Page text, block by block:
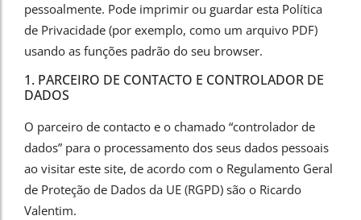
Criação de Loja Online
Alojamento WordPress
pessoalmente. Pode imprimir ou guardar esta Política
de Privacidade (por exemplo, como um arquivo PDF)
usando as funções padrão do seu browser.
1. PARCEIRO DE CONTACTO E CONTROLADOR DE
DADOS
O parceiro de contacto e o chamado “controlador de
dados” para o processamento dos seus dados pessoais
ao visitar este site, de acordo com o Regulamento Geral
de Proteção de Dados da UE (RGPD) são o Ricardo
Valentim.